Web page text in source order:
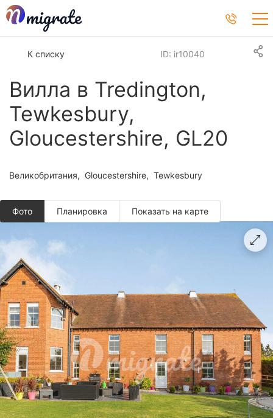
К списку
Вилла в Tredington,
Tewkesbury,
Gloucestershire, GL20
ID: ir10040
Великобритания Gloucestershire Tewkesbury
Фото Планировкa Показать на карте